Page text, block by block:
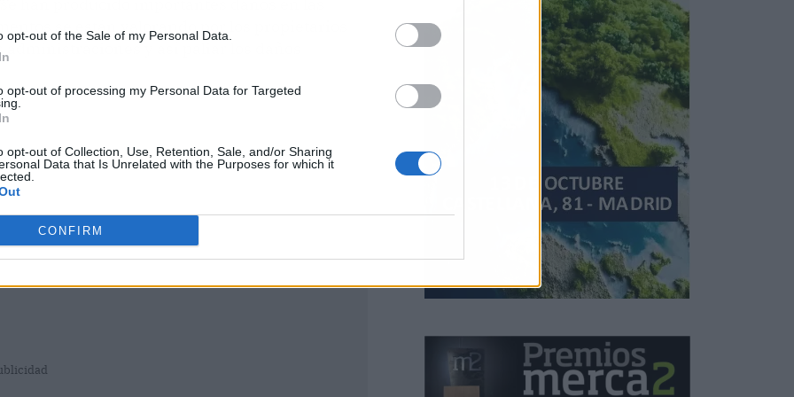
opt-out of the Sale of my Personal Data.
opt-out of processing my Personal Data for Targeted
opt-out of Collection, Use, Retention, Sale, and/or Sharing
Data that Is Unrelated with the Purposes for which it
CONFIRM
se están valorando por los propietarios
y así paliar los daños